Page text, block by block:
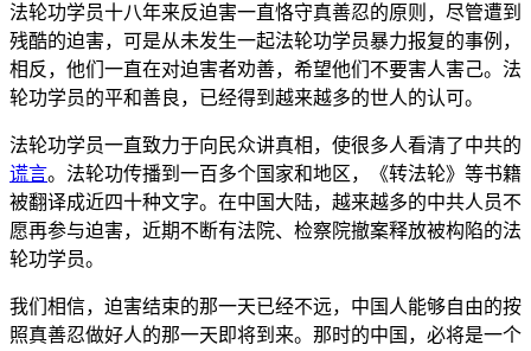
法轮功学员十八年来反迫害一直恪守真善忍的原则，尽管遭到
残酷的迫害，可是从未发生一起法轮功学员暴力报复的事例，
相反，他们一直在对迫害者劝善，希望他们不要害人害己。法
轮功学员的平和善良，已经得到越来越多的世人的认可。
法轮功学员一直致力于向民众讲真相，使很多人看清了中共的
谎言。法轮功传播到一百多个国家和地区，《转法轮》等书籍
被翻译成近四十种文字。在中国大陆，越来越多的中共人员不
愿再参与迫害，近期不断有法院、检察院撤案释放被构陷的法
轮功学员。
我们相信，迫害结束的那一天已经不远，中国人能够自由的按
照真善忍做好人的那一天即将到来。那时的中国，必将是一个